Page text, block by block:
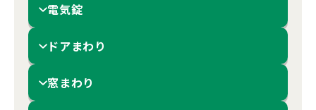
電気錠
ドアまわり
窓まわり